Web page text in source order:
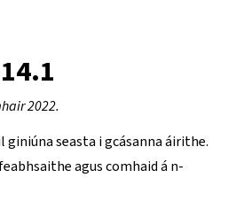
2022.
giniúna seasta i gcásanna áirithe.
agus comhaid á n-